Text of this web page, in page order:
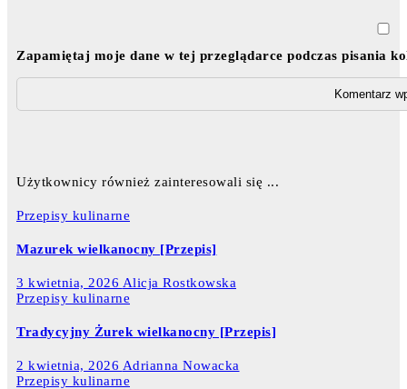
Zapamiętaj moje dane w tej przeglądarce podczas pisania
Użytkownicy również zainteresowali się ...
Przepisy kulinarne
Mazurek wielkanocny [Przepis]
3 kwietnia, 2026 Alicja Rostkowska
Przepisy kulinarne
Tradycyjny Żurek wielkanocny [Przepis]
2 kwietnia, 2026 Adrianna Nowacka
Przepisy kulinarne